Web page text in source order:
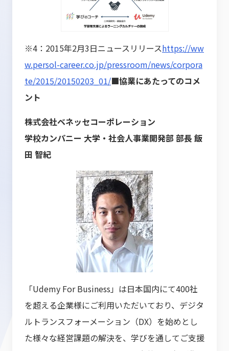
※4：2015年2月3日ニュースリリースhttps://ww
w.persol-career.co.jp/pressroom/news/corpora
te/2015/20150203_01/■協業にあたってのコメ
ント
株式会社ベネッセコーポレーション
学校カンパニー 大学・社会人事業開発部 部長 飯
田 智紀
「Udemy For Business」は日本国内にて400社
を超える企業様にご利用いただいており、デジタ
ルトランスフォーメーション（DX）を始めとし
た様々な経営課題の解決を、学びを通してご支援